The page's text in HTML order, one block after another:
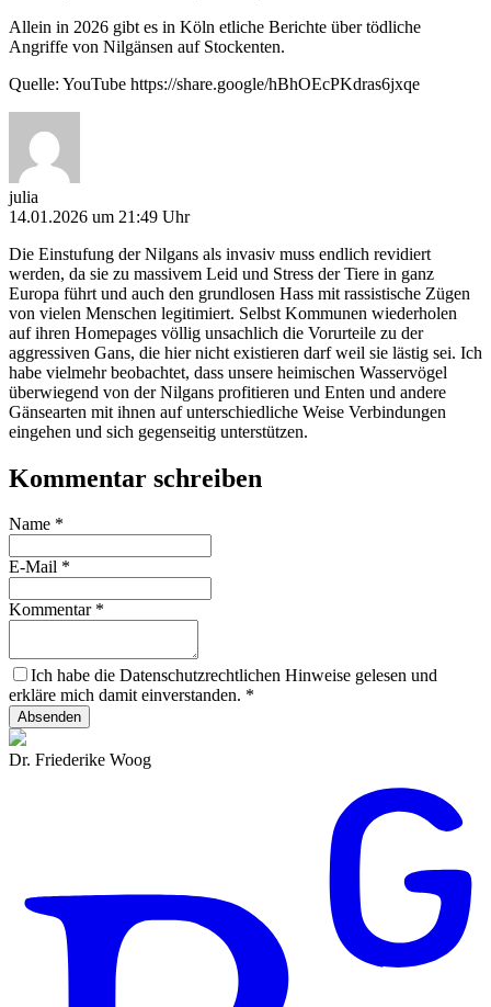
Allein in 2026 gibt es in Köln etliche Berichte über tödliche
Angriffe von Nilgänsen auf Stockenten.
Quelle: YouTube https://share.google/hBhOEcPKdras6jxqe
julia
14.01.2026 um 21:49 Uhr
Die Einstufung der Nilgans als invasiv muss endlich revidiert
werden, da sie zu massivem Leid und Stress der Tiere in ganz
Europa führt und auch den grundlosen Hass mit rassistische Zügen
von vielen Menschen legitimiert. Selbst Kommunen wiederholen
auf ihren Homepages völlig unsachlich die Vorurteile zu der
aggressiven Gans, die hier nicht existieren darf weil sie lästig sei. Ich
habe vielmehr beobachtet, dass unsere heimischen Wasservögel
überwiegend von der Nilgans profitieren und Enten und andere
Gänsearten mit ihnen auf unterschiedliche Weise Verbindungen
eingehen und sich gegenseitig unterstützen.
Kommentar schreiben
Name *
E-Mail *
Kommentar *
Ich habe die Datenschutzrechtlichen Hinweise gelesen und
erkläre mich damit einverstanden. *
Absenden
Dr. Friederike Woog